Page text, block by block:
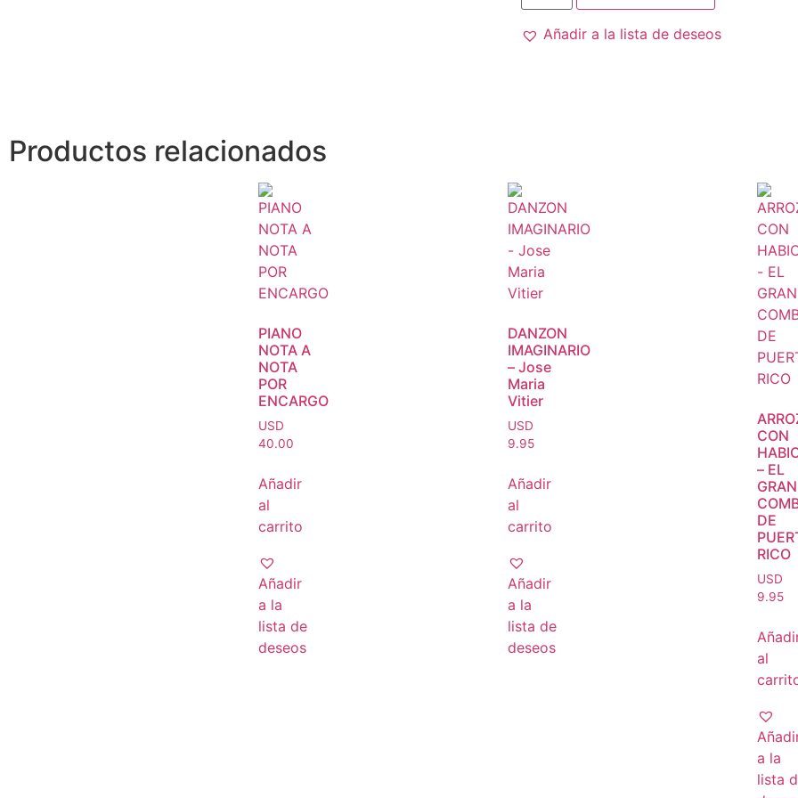
Añadir a la lista de deseos
Productos relacionados
PIANO
NOTA A
NOTA
POR
ENCARGO
USD
40.00
Añadir
al
carrito
Añadir
a la
lista de
deseos
DANZON
IMAGINARIO
– Jose
Maria
Vitier
USD
9.95
Añadir
al
carrito
Añadir
a la
lista de
deseos
CON
– EL
GRAN
DE
RICO
USD
9.95
al
a la
lista